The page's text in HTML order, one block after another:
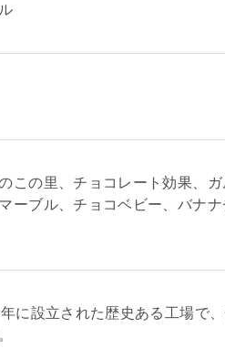
この里、チョコレート効果、
ーブル、チョコベビー、バナ
に設立された歴史ある工場で